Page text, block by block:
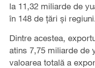
la 11,32 miliarde de
în 148 de țări și
Dintre acestea,
atins 7,75 miliarde de
valoarea totală a